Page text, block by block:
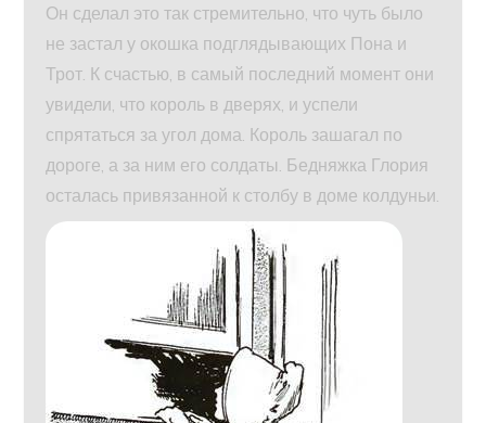
Он сделал это так стремительно, что чуть было
не застал у окошка подглядывающих Пона и
Трот. К счастью, в самый последний момент они
увидели, что король в дверях, и успели
спрятаться за угол дома. Король зашагал по
дороге, а за ним его солдаты. Бедняжка Глория
осталась привязанной к столбу в доме колдуньи.